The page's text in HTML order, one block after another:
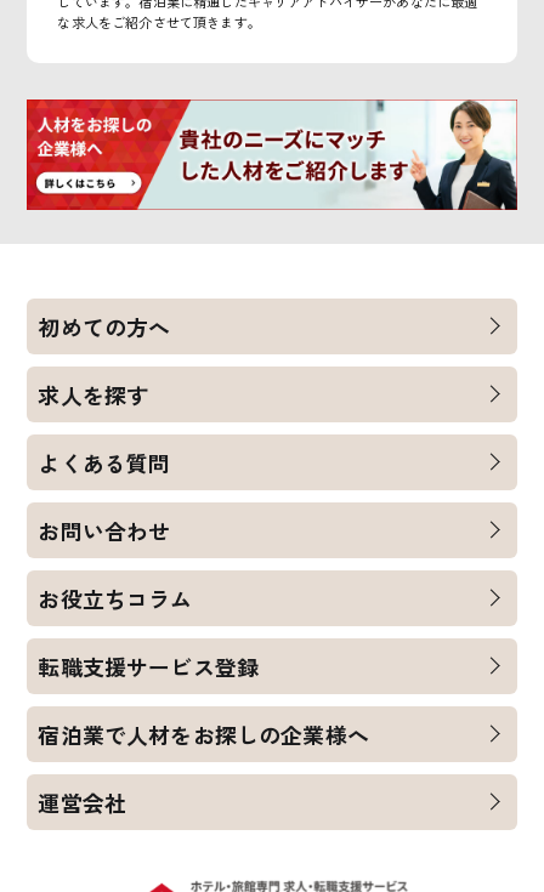
な求人をご紹介させて頂きます。
初めての方へ
求人を探す
よくある質問
お問い合わせ
お役立ちコラム
転職支援サービス登録
宿泊業で人材をお探しの企業様へ
運営会社